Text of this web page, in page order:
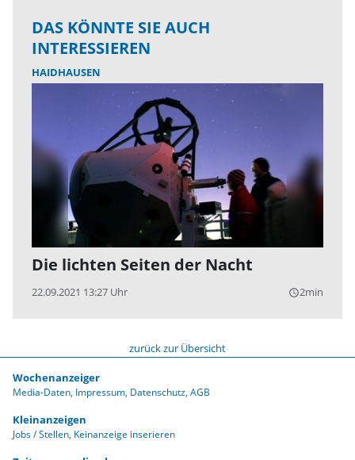
DAS KÖNNTE SIE AUCH
INTERESSIEREN
HAIDHAUSEN
Die lichten Seiten der Nacht
22.09.2021 13:27 Uhr query_builder2min
zurück zur Übersicht
Wochenanzeiger
Media-Daten Impressum Datenschutz AGB
Kleinanzeigen
Jobs / Stellen Keinanzeige inserieren